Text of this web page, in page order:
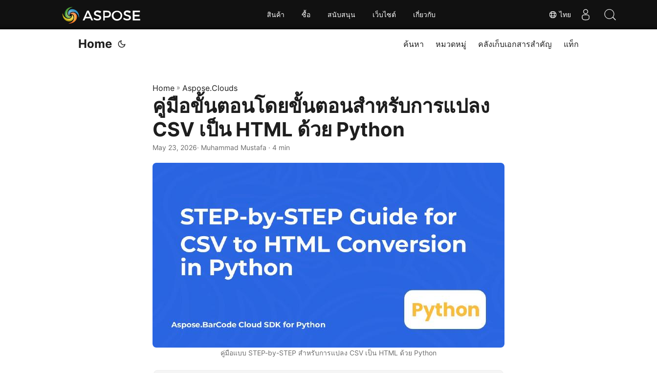
ไทย
สินค้า ซื้อ สนับสนุน เว็บไซต์ เกี่ยวกับ
Home ค้นหา หมวดหมู่ คลังเก็บเอกสารสำคัญ แท็ก
Home » Aspose.Clouds
คู่มือขั้นตอนโดยขั้นตอนสำหรับการแปลง
CSV เป็น HTML ด้วย Python
May 23, 2026· Muhammad Mustafa · 4 min
คู่มือแบบ STEP-by-STEP สำหรับการแปลง CSV เป็น HTML ด้วย Python